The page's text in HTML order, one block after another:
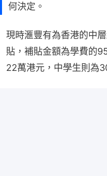
何決定。
現時滙豐有為香港的中
貼，補貼金額為學費的
22萬港元，中學生則為